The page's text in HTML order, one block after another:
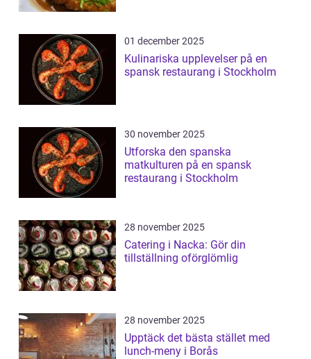
01 december 2025
Kulinariska upplevelser på en
spansk restaurang i Stockholm
30 november 2025
Utforska den spanska
matkulturen på en spansk
restaurang i Stockholm
28 november 2025
Catering i Nacka: Gör din
tillställning oförglömlig
28 november 2025
Upptäck det bästa stället med
lunch-meny i Borås